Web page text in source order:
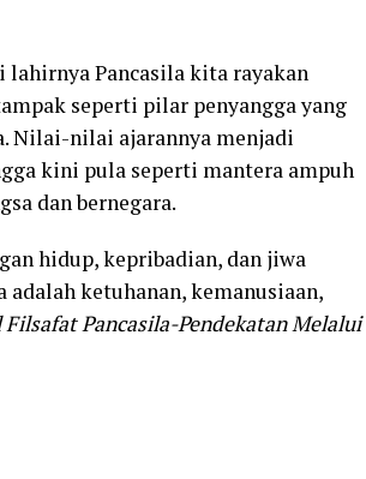
Pancasila kita rayakan
seperti pilar penyangga yang
Nilai-nilai ajarannya menjadi
kini pula seperti mantera ampuh
dan bernegara.
hidup, kepribadian, dan jiwa
ketuhanan, kemanusiaan,
Filsafat Pancasila-Pendekatan Melalui